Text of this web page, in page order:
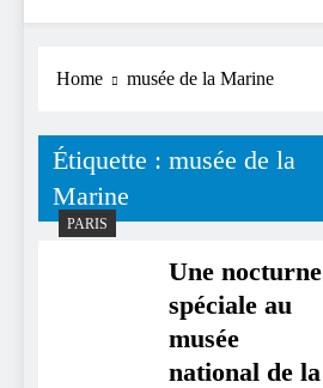
Home musée de la Marine
Étiquette : musée de la
Marine
PARIS
Une nocturne
spéciale au
musée
national de la